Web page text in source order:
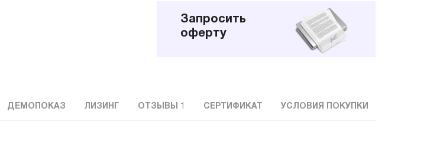
Запросить
оферту
ДЕМОПОКАЗ ЛИЗИНГ ОТЗЫВЫ СЕРТИФИКАТ УСЛОВИЯ ПОКУПКИ